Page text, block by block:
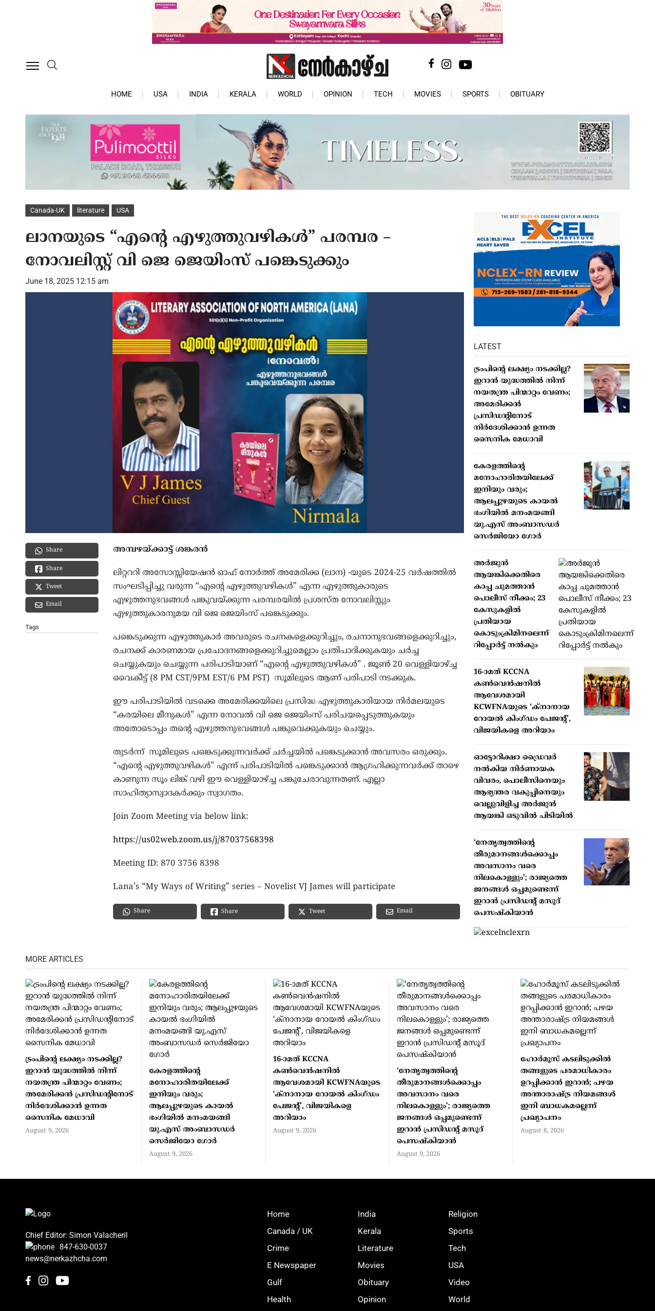
HOME USA INDIA KERALA WORLD OPINION TECH MOVIES SPORTS OBITUARY
Canada-UK literature USA
ലാനയുടെ “എന്റെ എഴുത്തുവഴികൾ” പരമ്പര –
നോവലിസ്റ്റ് വി ജെ ജെയിംസ് പങ്കെടുക്കും
June 18, 2025 12:15 am
Share
Share
Tweet
Email
Tags
അമ്പഴയ്ക്കാട്ട് ശങ്കരൻ
ലിറ്റററി അസോസ്സിയേഷൻ ഓഫ് നോർത്ത് അമേരിക്ക (ലാന) -യുടെ 2024-25 വർഷത്തിൽ
സംഘടിപ്പിച്ചു വരുന്ന “എന്റെ എഴുത്തുവഴികൾ” എന്ന എഴുത്തുകാരുടെ
എഴുത്തനുഭവങ്ങൾ പങ്കുവയ്ക്കുന്ന പരമ്പരയിൽ പ്രശസ്ത നോവലിസ്റ്റും
എഴുത്തുകാരനുമയ വി ജെ ജെയിംസ് പങ്കെടുക്കും.
പങ്കെടുക്കുന്ന എഴുത്തുകാർ അവരുടെ രചനകളെക്കുറിച്ചും, രചനാനുഭവങ്ങളെക്കുറിച്ചും,
രചനക്ക് കാരണമായ പ്രചോദനങ്ങളെക്കുറിച്ചുമെല്ലാം പ്രതിപാദിക്കുകയും ചർച്ച
ചെയ്യുകയും ചെയ്യുന്ന പരിപാടിയാണ്‌ “എന്റെ എഴുത്തുവഴികൾ” . ജൂൺ 20 വെള്ളിയാഴ്ച്ച
വൈകീട്ട് (8 PM CST/9PM EST/6 PM PST) സൂമിലുടെ ആണ്‌ പരിപാടി നടക്കുക.
ഈ പരിപാടിയിൽ വടക്കെ അമേരിക്കയിലെ പ്രസിദ്ധ എഴുത്തുകാരിയായ നിർമലയുടെ
“കരയിലെ മീനുകൾ” എന്ന നോവൽ വി ജെ ജെയിംസ് പരിചയപ്പെടുത്തുകയും
അതോടൊപ്പം തന്റെ എഴുത്തനുഭവങ്ങൾ പങ്കുവെക്കുകയും ചെയ്യും.
തുടർന്ന് സൂമിലുടെ പങ്കെടുക്കുന്നവർക്ക് ചർച്ചയിൽ പങ്കെടുക്കാൻ അവസരം ഒരുക്കും.
“എന്റെ എഴുത്തുവഴികൾ” എന്ന് പരിപാടിയിൽ പങ്കെടുക്കാൻ ആഗ്രഹിക്കുന്നവർക്ക് താഴെ
കാണുന്ന സൂം ലിങ്ക് വഴി ഈ വെള്ളിയാഴ്ച്ച പങ്കുചേരാവുന്നതണ്‌. എല്ലാ
സാഹിത്യാസ്വാദകർക്കും സ്വാഗതം.
Join Zoom Meeting via below link:
https://us02web.zoom.us/j/87037568398
Meeting ID: 870 3756 8398
Lana’s “My Ways of Writing” series – Novelist VJ James will participate
Share Share Tweet Email
LATEST
ട്രംപിൻ്റെ ലക്ഷ്യം നടക്കില്ല?
ഇറാൻ യുദ്ധത്തിൽ നിന്ന്
നയതന്ത്ര പിന്മാറ്റം വേണം;
അമേരിക്കൻ
പ്രസിഡന്റിനോട്
നിർദേശിക്കാൻ ഉന്നത
സൈനിക മേധാവി
കേരളത്തിന്റെ
മനോഹാരിതയിലേക്ക്
ഇനിയും വരും;
ആലപ്പുഴയുടെ കായൽ
ഭംഗിയിൽ മനംമയങ്ങി
യു.എസ് അംബാസഡർ
സെർജിയോ ഗോർ
അർജുൻ
ആയങ്കിക്കെതിരെ
കാപ്പ ചുമത്താൻ
പൊലീസ് നീക്കം; 23
കേസുകളിൽ
പ്രതിയായ
കൊടുംക്രിമിനലെന്ന്
റിപ്പോർട്ട് നൽകും
16-ാമത് KCCNA
കൺവെൻഷനിൽ
ആവേശമായി
KCWFNAയുടെ ‘ക്നാനായ
റോയൽ കിംഗ്ഡം പേജന്റ്’,
വിജയികളെ അറിയാം
ഓട്ടോറിക്ഷാ ഡ്രൈവർ
നൽകിയ നിർണായക
വിവരം, പൊലീസിനെയും
ആഭ്യന്തര വകുപ്പിനെയും
വെല്ലുവിളിച്ച അർജുൻ
ആയങ്കി ഒടുവിൽ പിടിയിൽ
‘നേതൃത്വത്തിന്റെ
തീരുമാനങ്ങൾക്കൊപ്പം
അവസാനം വരെ
നിലകൊള്ളും’; രാജ്യത്തെ
ജനങ്ങൾ ഒപ്പമുണ്ടെന്ന്
ഇറാൻ പ്രസിഡന്റ് മസൂദ്
പെസഷ്കിയാൻ
MORE ARTICLES
ട്രംപിൻ്റെ ലക്ഷ്യം നടക്കില്ല?
ഇറാൻ യുദ്ധത്തിൽ നിന്ന്
നയതന്ത്ര പിന്മാറ്റം വേണം;
അമേരിക്കൻ പ്രസിഡന്റിനോട്
നിർദേശിക്കാൻ ഉന്നത
സൈനിക മേധാവി
August 9, 2026
കേരളത്തിന്റെ
മനോഹാരിതയിലേക്ക്
ഇനിയും വരും;
ആലപ്പുഴയുടെ കായൽ
ഭംഗിയിൽ മനംമയങ്ങി
യു.എസ് അംബാസഡർ
സെർജിയോ ഗോർ
August 9, 2026
16-ാമത് KCCNA
കൺവെൻഷനിൽ
ആവേശമായി KCWFNAയുടെ
‘ക്നാനായ റോയൽ കിംഗ്ഡം
പേജന്റ്’, വിജയികളെ
അറിയാം
August 9, 2026
‘നേതൃത്വത്തിന്റെ
തീരുമാനങ്ങൾക്കൊപ്പം
അവസാനം വരെ
നിലകൊള്ളും’; രാജ്യത്തെ
ജനങ്ങൾ ഒപ്പമുണ്ടെന്ന്
ഇറാൻ പ്രസിഡന്റ് മസൂദ്
പെസഷ്കിയാൻ
August 9, 2026
ഹോർമൂസ് കടലിടുക്കിൽ
തങ്ങളുടെ പരമാധികാരം
ഉറപ്പിക്കാൻ ഇറാൻ; പഴയ
അന്താരാഷ്ട്ര നിയമങ്ങൾ
ഇനി ബാധകമല്ലെന്ന്
പ്രഖ്യാപനം
August 8, 2026
Chief Editor: Simon Valacheril
847-630-0037
news@nerkazhcha.com
Home
Canada / UK
Crime
E Newspaper
Gulf
Health
India
Kerala
Literature
Movies
Obituary
Opinion
Religion
Sports
Tech
USA
Video
World